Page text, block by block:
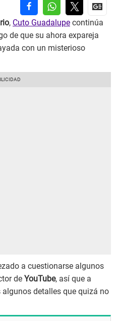
, Cuto Guadalupe continúa
de que su ahora expareja
con un misterioso
a cuestionarse algunos
de YouTube, así que a
detalles que quizá no